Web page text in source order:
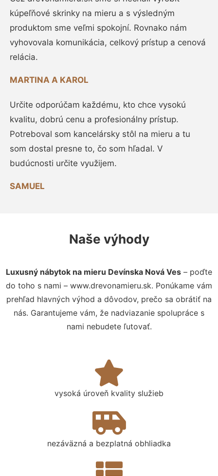
kúpeľňové skrinky na mieru a s výsledným
produktom sme veľmi spokojní. Rovnako nám
vyhovovala komunikácia, celkový prístup a cenová
relácia.
MARTINA A KAROL
Určite odporúčam každému, kto chce vysokú
kvalitu, dobrú cenu a profesionálny prístup.
Potreboval som kancelársky stôl na mieru a tu
som dostal presne to, čo som hľadal. V
budúcnosti určite využijem.
SAMUEL
Naše výhody
Luxusný nábytok na mieru Devínska Nová Ves – poďte
do toho s nami – www.drevonamieru.sk. Ponúkame vám
prehľad hlavných výhod a dôvodov, prečo sa obrátiť na
nás. Garantujeme vám, že nadviazanie spolupráce s
nami nebudete ľutovať.
vysoká úroveň kvality služieb
nezáväzná a bezplatná obhliadka